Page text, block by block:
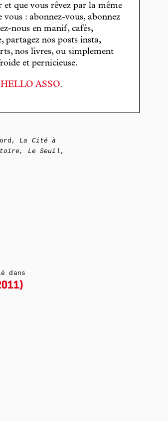
que vous rêvez par la même
: abonnez-vous, abonnez
nous en manif, cafés,
nos posts insta,
nos livres, ou simplement
et pernicieuse.
ASSO.
La Cité à
Le Seuil ,
dans